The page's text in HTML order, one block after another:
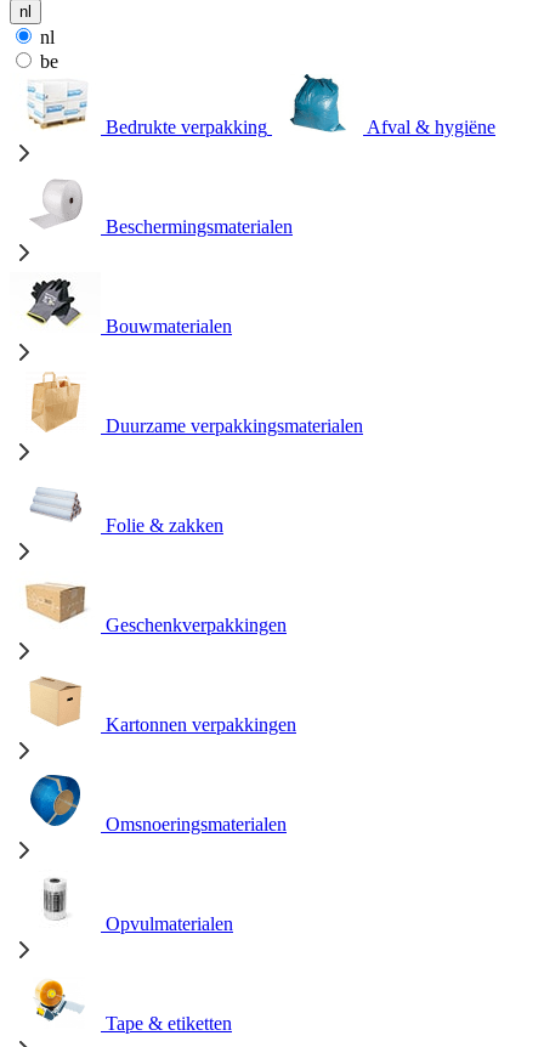
nl
nl
be
Bedrukte verpakking Afval & hygiëne
Beschermingsmaterialen
Bouwmaterialen
Duurzame verpakkingsmaterialen
Folie & zakken
Geschenkverpakkingen
Kartonnen verpakkingen
Omsnoeringsmaterialen
Opvulmaterialen
Tape & etiketten